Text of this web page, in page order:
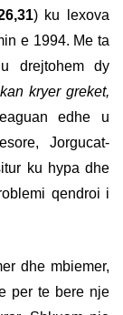
) ku lexova
e 1994. Me ta
drejtohem dy
kryer greket,
edhe u
Jorgucat-
ku hypa dhe
qendroi i
dhe mbiemer,
per te bere nje